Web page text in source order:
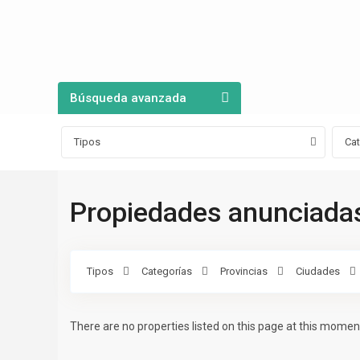
Búsqueda avanzada
Tipos
Propiedades
Tipos Categorías Provincias Ciudades
There are no properties listed on this page at this